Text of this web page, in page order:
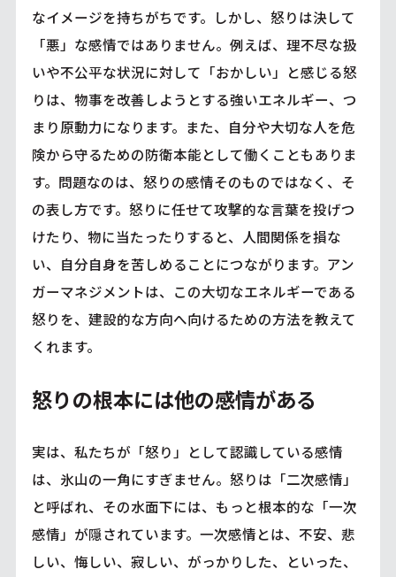
なイメージを持ちがちです。しかし、怒りは決して
「悪」な感情ではありません。例えば、理不尽な扱
いや不公平な状況に対して「おかしい」と感じる怒
りは、物事を改善しようとする強いエネルギー、つ
まり原動力になります。また、自分や大切な人を危
険から守るための防衛本能として働くこともありま
す。問題なのは、怒りの感情そのものではなく、そ
の表し方です。怒りに任せて攻撃的な言葉を投げつ
けたり、物に当たったりすると、人間関係を損な
い、自分自身を苦しめることにつながります。アン
ガーマネジメントは、この大切なエネルギーである
怒りを、建設的な方向へ向けるための方法を教えて
くれます。
怒りの根本には他の感情がある
実は、私たちが「怒り」として認識している感情
は、氷山の一角にすぎません。怒りは「二次感情」
と呼ばれ、その水面下には、もっと根本的な「一次
感情」が隠されています。一次感情とは、不安、悲
しい、悔しい、寂しい、がっかりした、といった、